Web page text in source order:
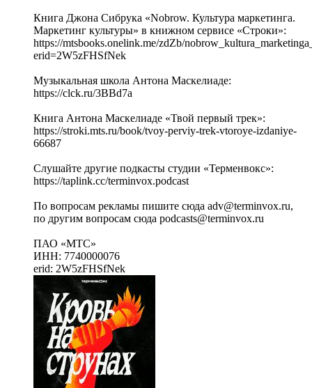
Книга Джона Сибрука «Nobrow. Культура маркетинга.
Маркетинг культуры» в книжном сервисе «Строки»:
https://mtsbooks.onelink.me/zdZb/
erid=2W5zFHSfNek
Музыкальная школа Антона Маскелиаде:
https://clck.ru/3BBd7a
Книга Антона Маскелиаде «Твой первый трек»:
https://stroki.mts.ru/book/tvoy-perviy-trek-vtoroye-izdaniye-
66687
Слушайте другие подкасты студии «Терменвокс»:
https://taplink.cc/terminvox.podcast
По вопросам рекламы пишите сюда adv@terminvox.ru,
по другим вопросам сюда podcasts@terminvox.ru
ПАО «МТС»
ИНН: 7740000076
erid: 2W5zFHSfNek